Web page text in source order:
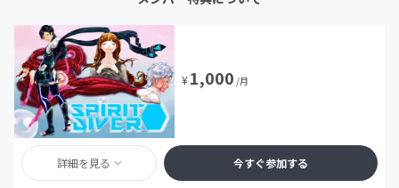
¥1,000 /月
詳細を見る 今すぐ参加する